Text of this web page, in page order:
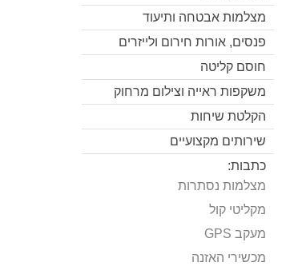
מצלמות אבטחה ותיעוד
פנסים, אורות חירום ולייזרים
חוסם קליטה
משקפות ראייה וצילום מרחוק
הקלטת שיחות
שירותים מקצועיים
כתבות:
מצלמות נסתרות
מקליטי קול
מעקב GPS
מכשירי האזנה